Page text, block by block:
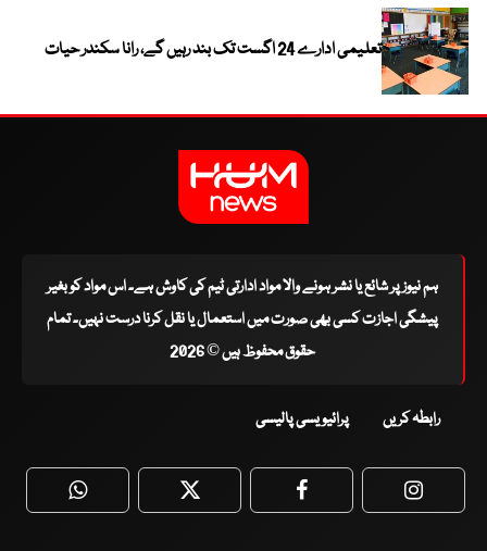
تعلیمی ادارے 24 اگست تک بند رہیں گے، رانا سکندر حیات
ہم نیوز پر شائع یا نشر ہونے والا مواد ادارتی ٹیم کی کاوش ہے۔ اس مواد کو بغیر
پیشگی اجازت کسی بھی صورت میں استعمال یا نقل کرنا درست نہیں۔ تمام
حقوق محفوظ ہیں © 2026
رابطہ کریں پرائیویسی پالیسی
WhatsApp Twitter Facebook